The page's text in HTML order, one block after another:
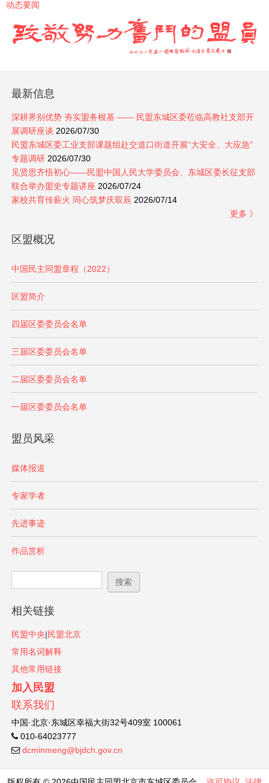
动态要闻
最新信息
深耕界别优势 夯实盟务根基 —— 民盟东城区委莅临高教社支部开
展调研座谈 2026/07/30
民盟东城区委工业支部课题组赴交道口街道开展“大安全、大应急”
专题调研2026/07/30
见贤思齐悟初心——民盟中国人民大学委员会、东城区委长征支部
联合举办盟史专题讲座 2026/07/24
家校共育传薪火 同心筑梦庆双辰 2026/07/14
更多 》
区盟概况
中国民主同盟章程（2022）
区盟简介
四届区委委员会名单
三届区委委员会名单
二届区委委员会名单
一届区委委员会名单
盟员风采
媒体报道
专家学者
先进事迹
作品赏析
搜索表单
相关链接
民盟中央|民盟北京
常用名词解释
其他常用链接
加入民盟
联系我们
中国·北京·东城区幸福大街32号409室 100061
010-64023777
dcminmeng@bjdch.gov.cn